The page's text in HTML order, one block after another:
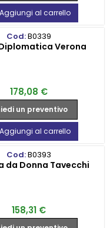
Aggiungi al carrello
Cod:B0339
Verona
Prezzo
178,08 €
un preventivo
Aggiungi al carrello
Cod:B0393
da Donna Tavecchi
Prezzo
158,31 €